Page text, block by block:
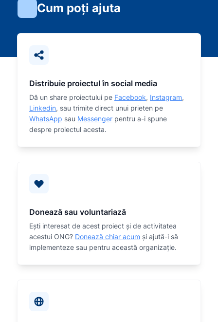
Cum poți ajuta
Distribuie proiectul în social media
Dă un share proiectului pe Facebook, Instagram,
Linkedin, sau trimite direct unui prieten pe
WhatsApp sau Messenger pentru a-i spune
despre proiectul acesta.
Donează sau voluntariază
Eşti interesat de acest proiect și de activitatea
acestui ONG? Donează chiar acum și ajută-i să
implementeze sau pentru această organizaţie.